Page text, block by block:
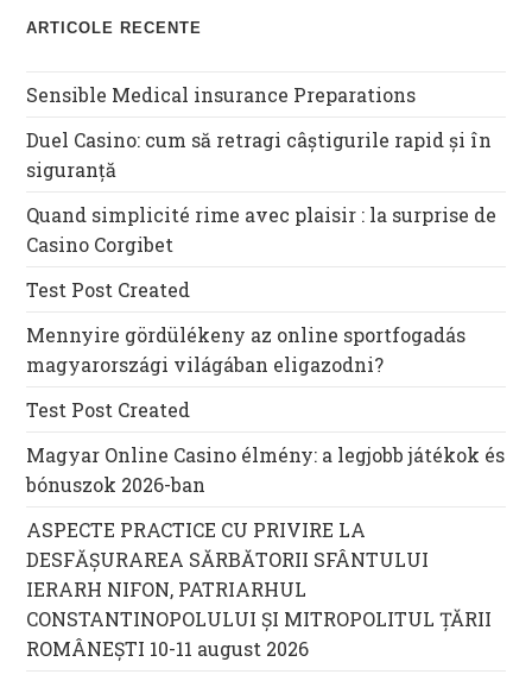
ARTICOLE RECENTE
Sensible Medical insurance Preparations
Duel Casino: cum să retragi câștigurile rapid și în
siguranță
Quand simplicité rime avec plaisir : la surprise de
Casino Corgibet
Test Post Created
Mennyire gördülékeny az online sportfogadás
magyarországi világában eligazodni?
Test Post Created
Magyar Online Casino élmény: a legjobb játékok és
bónuszok 2026-ban
ASPECTE PRACTICE CU PRIVIRE LA
DESFĂȘURAREA SĂRBĂTORII SFÂNTULUI
IERARH NIFON, PATRIARHUL
CONSTANTINOPOLULUI ŞI MITROPOLITUL ȚĂRII
ROMÂNEȘTI 10-11 august 2026